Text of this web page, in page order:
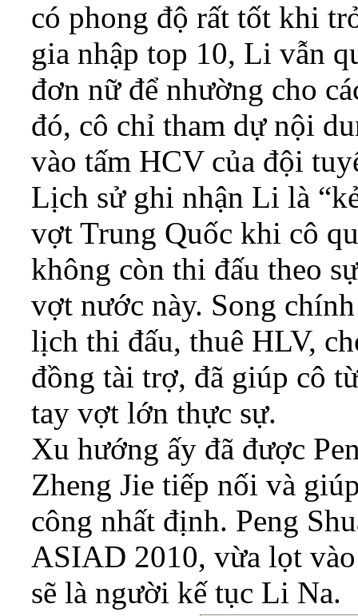
có phong độ rất tốt khi
gia nhập top 10, Li vẫn
đơn nữ để nhường cho
đó, cô chỉ tham dự nội
vào tấm HCV của đội
Lịch sử ghi nhận Li là
vợt Trung Quốc khi cô
không còn thi đấu theo
vợt nước này. Song
lịch thi đấu, thuê HLV,
đồng tài trợ, đã giúp cô
tay vợt lớn thực sự.
Xu hướng ấy đã được
Zheng Jie tiếp nối và
công nhất định. Peng
ASIAD 2010, vừa lọt
sẽ là người kế tục Li Na.